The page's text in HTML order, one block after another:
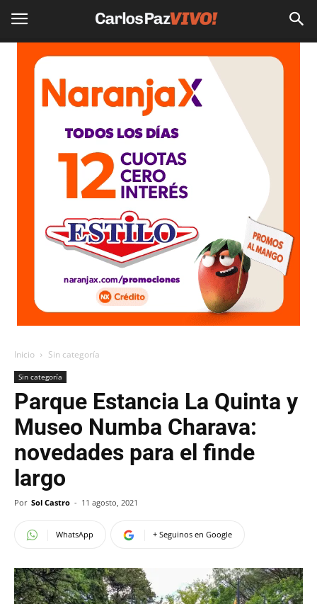
Inicio Sin categoría
Sin categoría
Parque Estancia La Quinta y
Museo Numba Charava:
novedades para el finde
largo
Por Sol Castro - 11 agosto, 2021
WhatsApp + Seguinos en Google